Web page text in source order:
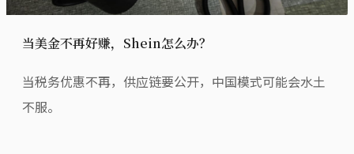
当美金不再好赚，Shein怎么办？
当税务优惠不再，供应链要公开，中国模式可能会水土
不服。